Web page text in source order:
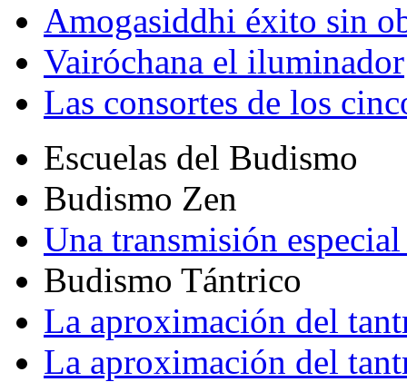
Amogasiddhi éxito sin
Vairóchana el iluminador
Las consortes de los
Escuelas del Budismo
Budismo Zen
Una transmisión
Budismo Tántrico
La aproximación del
La aproximación del